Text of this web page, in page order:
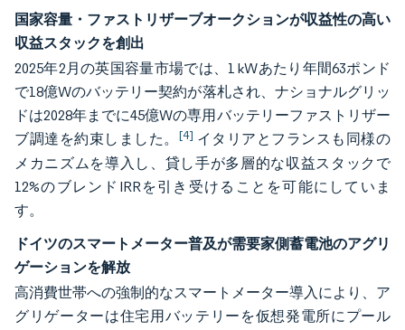
国家容量・ファストリザーブオークションが収益性の高い
収益スタックを創出
2025年2月の英国容量市場では、1 kWあたり年間63ポンド
で18億Wのバッテリー契約が落札され、ナショナルグリッ
ドは2028年までに45億Wの専用バッテリーファストリザー
ブ調達を約束しました。 [4] イタリアとフランスも同様の
メカニズムを導入し、貸し手が多層的な収益スタックで
12%のブレンドIRRを引き受けることを可能にしていま
す。
ドイツのスマートメーター普及が需要家側蓄電池のアグリ
ゲーションを解放
高消費世帯への強制的なスマートメーター導入により、ア
グリゲーターは住宅用バッテリーを仮想発電所にプール